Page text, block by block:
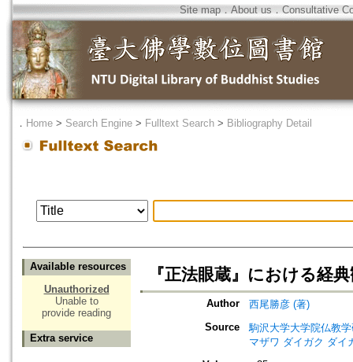
Site map．About us ． Consultative
． Home > Search Engine > Fulltext Search > Bibliography Detail
Available resources
Unauthorized
Unable to
provide reading
Extra service
『正法眼蔵』における経
Author
西尾勝彦 (著)
Source
駒沢大学大学院仏教
マザワ ダイガク ダイ